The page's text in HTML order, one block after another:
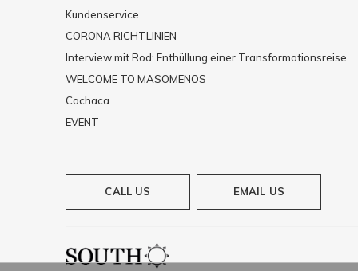
Kundenservice
CORONA RICHTLINIEN
Interview mit Rod: Enthüllung einer Transformationsreise
WELCOME TO MASOMENOS
Cachaca
EVENT
CALL US EMAIL US